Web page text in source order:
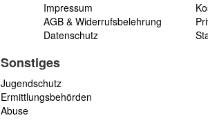
Impressum
AGB & Widerrufsbelehrung
Datenschutz
Sonstiges
Jugendschutz
Ermittlungsbehörden
Abuse